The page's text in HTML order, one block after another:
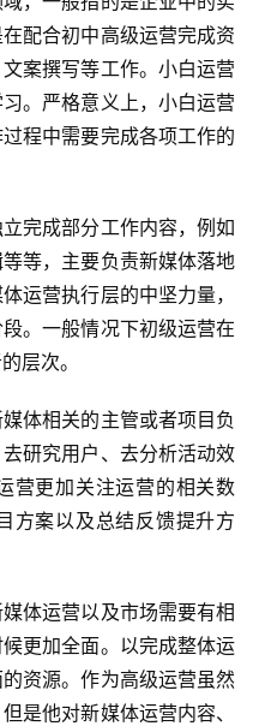
配合初中高级运营完成资
案撰写等工作。小白运营
。严格意义上，小白运营
程中需要完成各项工作的
完成部分工作内容，例如
等，主要负责新媒体落地
运营执行层的中坚力量，
。一般情况下初级运营在
层次。
体相关的主管或者项目负
研究用户、去分析活动效
营更加关注运营的相关数
方案以及总结反馈提升方
体运营以及市场需要有相
更加全面。以完成整体运
资源。作为高级运营虽然
是他对新媒体运营内容、